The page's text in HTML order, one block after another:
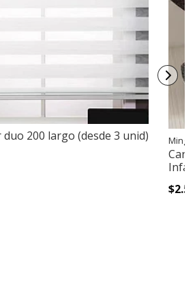
200 largo (desde 3 unid)